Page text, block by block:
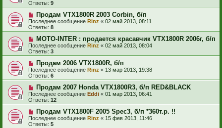
Ответы: 9
Продам VTX1800R 2003 Corbin, б/п
Последнее сообщение Rinz « 02 май 2013, 08:11
Ответы: 8
MOTO-INTER : продается красавчик VTX1800R 2006г, б/п
Последнее сообщение Rinz « 02 май 2013, 08:04
Ответы: 3
Продам 2006 VTX1800R, б/п
Последнее сообщение Rinz « 13 мар 2013, 19:38
Ответы: 6
Продам 2007 Honda VTX1800R3, б/п RED&BLACK
Последнее сообщение Eddi « 01 мар 2013, 06:41
Ответы: 12
Продам VTX1800F 2005 Spec3, б/п *360т.р. !!
Последнее сообщение Rinz « 15 фев 2013, 11:46
Ответы: 5